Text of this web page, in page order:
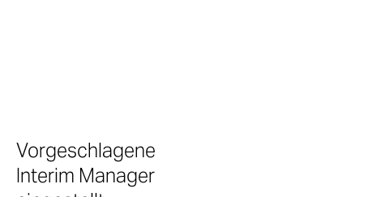
Vorgeschlagene
Interim Manager